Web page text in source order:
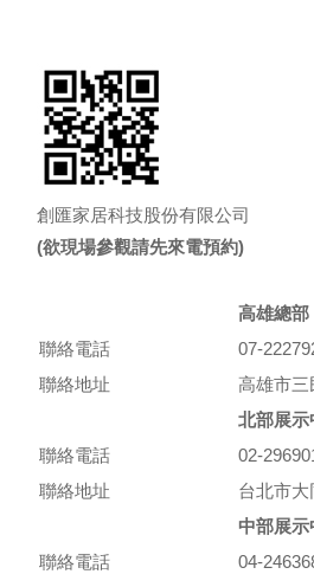
創匯家居科技股份有限公司
(欲現場參觀請先來電預約)
高雄總部
聯絡電話
07-
聯絡地址
高雄市三
北部展示
聯絡電話
02-
聯絡地址
台北市
中部展示
聯絡電話
04-